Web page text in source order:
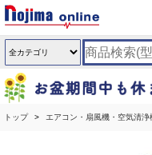
トップ エアコン・扇風機・空気清浄